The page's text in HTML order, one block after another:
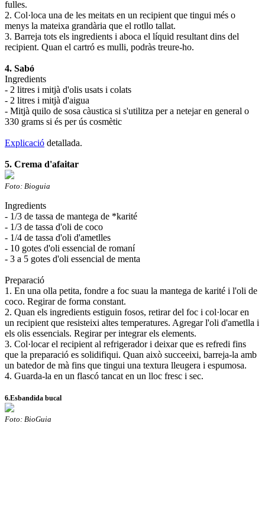
fulles.
2. Col·loca una de les meitats en un recipient que tingui més o
menys la mateixa grandària que el rotllo tallat.
3. Barreja tots els ingredients i aboca el líquid resultant dins del
recipient. Quan el cartró es mulli, podràs treure-ho.
4. Sabó
Ingredients
- 2 litres i mitjà d'olis usats i colats
- 2 litres i mitjà d'aigua
- Mitjà quilo de sosa càustica si s'utilitza per a netejar en general o
330 grams si és per ús cosmètic
Explicació detallada.
5. Crema d'afaitar
Foto: Bioguia
Ingredients
- 1/3 de tassa de mantega de *karité
- 1/3 de tassa d'oli de coco
- 1/4 de tassa d'oli d'ametlles
- 10 gotes d'oli essencial de romaní
- 3 a 5 gotes d'oli essencial de menta
Preparació
1. En una olla petita, fondre a foc suau la mantega de karité i l'oli de
coco. Regirar de forma constant.
2. Quan els ingredients estiguin fosos, retirar del foc i col·locar en
un recipient que resisteixi altes temperatures. Agregar l'oli d'ametlla i
els olis essencials. Regirar per integrar els elements.
3. Col·locar el recipient al refrigerador i deixar que es refredi fins
que la preparació es solidifiqui. Quan això succeeixi, barreja-la amb
un batedor de mà fins que tingui una textura lleugera i espumosa.
4. Guarda-la en un flascó tancat en un lloc fresc i sec.
6.Esbandida bucal
Foto: BioGuia